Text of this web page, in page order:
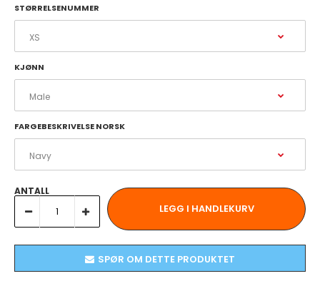
STØRRELSENUMMER
KJØNN
FARGEBESKRIVELSE NORSK
ANTALL
SPØR OM DETTE PRODUKTET